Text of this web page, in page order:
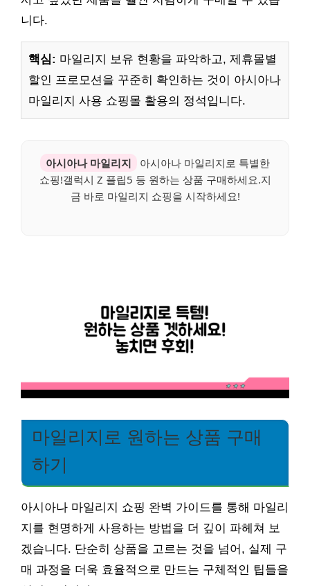
니다.
핵심: 마일리지 보유 현황을 파악하고, 제휴몰별
할인 프로모션을 꾸준히 확인하는 것이 아시아나
마일리지 사용 쇼핑몰 활용의 정석입니다.
아시아나 마일리지
아시아나 마일리지로 특별한
쇼핑!갤럭시 Z 플립5 등 원하는 상품 구매하세요.지
금 바로 마일리지 쇼핑을 시작하세요!
마일리지로 원하는 상품 구매
하기
아시아나 마일리지 쇼핑 완벽 가이드를 통해 마일리
지를 현명하게 사용하는 방법을 더 깊이 파헤쳐 보
겠습니다. 단순히 상품을 고르는 것을 넘어, 실제 구
매 과정을 더욱 효율적으로 만드는 구체적인 팁들을